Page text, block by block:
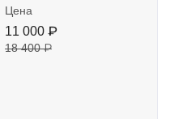
Цена
11 000 ₽
18 400 ₽